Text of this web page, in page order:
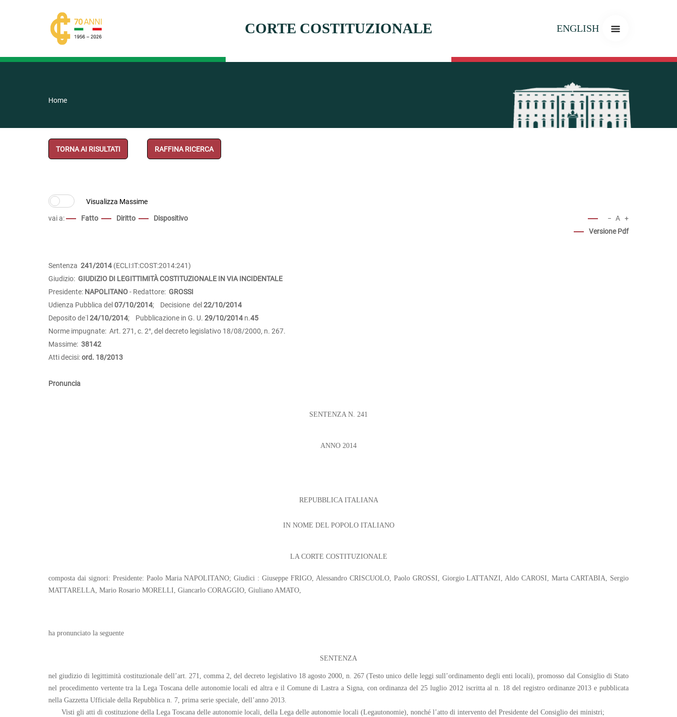
CORTE COSTITUZIONALE ENGLISH
Home
TORNA AI RISULTATI RAFFINA RICERCA
vai a: Fatto Diritto Dispositivo − A +
Versione Pdf
Sentenza 241/2014 (ECLI:IT:COST:2014:241)
Giudizio: GIUDIZIO DI LEGITTIMITÀ COSTITUZIONALE IN VIA INCIDENTALE
Presidente: NAPOLITANO- Redattore: GROSSI
Udienza Pubblica del 07/10/2014; Decisione del 22/10/2014
Deposito de˙l 24/10/2014; Pubblicazione in G. U. 29/10/2014 n.45
Norme impugnate: Art. 271, c. 2°, del decreto legislativo 18/08/2000, n. 267.
Massime: 38142
Atti decisi:ord. 18/2013
Pronuncia
SENTENZA N. 241
ANNO 2014
REPUBBLICA ITALIANA
IN NOME DEL POPOLO ITALIANO
LA CORTE COSTITUZIONALE
composta dai signori: Presidente: Paolo Maria NAPOLITANO; Giudici : Giuseppe FRIGO, Alessandro CRISCUOLO, Paolo GROSSI, Giorgio LATTANZI, Aldo CAROSI, Marta CARTABIA, Sergio
MATTARELLA, Mario Rosario MORELLI, Giancarlo CORAGGIO, Giuliano AMATO,
ha pronunciato la seguente
SENTENZA
nel giudizio di legittimità costituzionale dell’art. 271, comma 2, del decreto legislativo 18 agosto 2000, n. 267 (Testo unico delle leggi sull’ordinamento degli enti locali), promosso dal Consiglio di Stato
nel procedimento vertente tra la Lega Toscana delle autonomie locali ed altra e il Comune di Lastra a Signa, con ordinanza del 25 luglio 2012 iscritta al n. 18 del registro ordinanze 2013 e pubblicata
nella Gazzetta Ufficiale della Repubblica n. 7, prima serie speciale, dell’anno 2013.
Visti gli atti di costituzione della Lega Toscana delle autonomie locali, della Lega delle autonomie locali (Legautonomie), nonché l’atto di intervento del Presidente del Consiglio dei ministri;